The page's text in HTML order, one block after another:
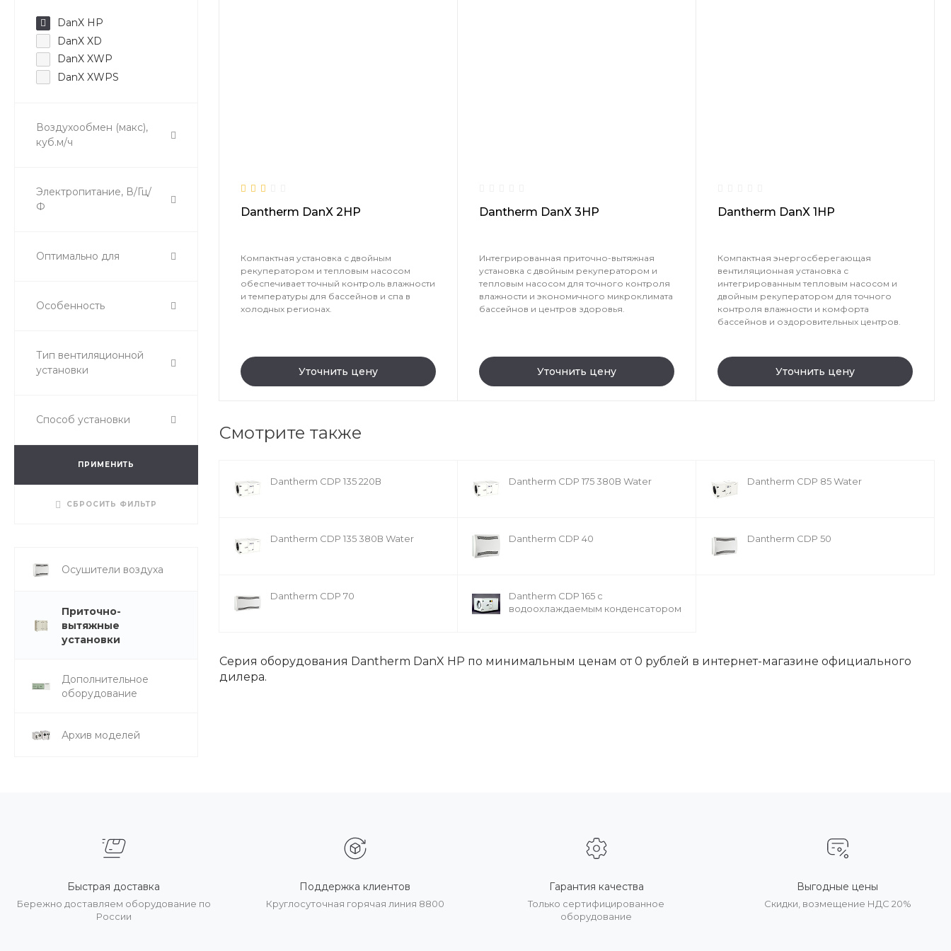
DanX HP
DanX XD
DanX XWP
DanX XWPS
Воздухообмен (макс),
куб.м/ч
Электропитание, В/Гц/
Ф
Оптимально для
Особенность
Тип вентиляционной
установки
Способ установки
ПРИМЕНИТЬ
СБРОСИТЬ ФИЛЬТР
Осушители воздуха
Приточно-
вытяжные
установки
Дополнительное
оборудование
Архив моделей
Dantherm DanX 2HP
Компактная установка с двойным
рекуператором и тепловым насосом
обеспечивает точный контроль влажности
и температуры для бассейнов и спа в
холодных регионах.
Уточнить цену
Dantherm DanX 3HP
Интегрированная приточно-вытяжная
установка с двойным рекуператором и
тепловым насосом для точного контроля
влажности и экономичного микроклимата
бассейнов и центров здоровья.
Уточнить цену
Dantherm DanX 1HP
Компактная энергосберегающая
вентиляционная установка с
интегрированным тепловым насосом и
двойным рекуператором для точного
контроля влажности и комфорта
бассейнов и оздоровительных центров.
Уточнить цену
Смотрите также
Dantherm CDP 135 220В Dantherm CDP 175 380В Water Dantherm CDP 85 Water
Dantherm CDP 135 380В Water Dantherm CDP 40 Dantherm CDP 50
Dantherm CDP 70
Dantherm CDP 165 с
водоохлаждаемым конденсатором
Серия оборудования Dantherm DanX HP по минимальным ценам от 0 рублей в интернет-магазине официального
дилера.
Быстрая доставка
Бережно доставляем оборудование по
России
Поддержка клиентов
Круглосуточная горячая линия 8800
Гарантия качества
Только сертифицированное
оборудование
Выгодные цены
Скидки, возмещение НДС 20%